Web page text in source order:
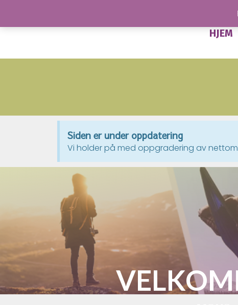
HJEM
Siden er under oppdatering
Vi holder på med oppgradering av